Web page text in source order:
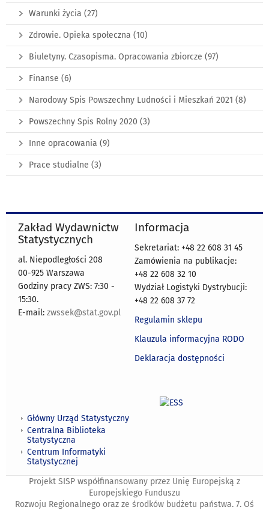
Warunki życia (27)
Zdrowie. Opieka społeczna (10)
Biuletyny. Czasopisma. Opracowania zbiorcze (97)
Finanse (6)
Narodowy Spis Powszechny Ludności i Mieszkań 2021 (8)
Powszechny Spis Rolny 2020 (3)
Inne opracowania (9)
Prace studialne (3)
Zakład Wydawnictw
Statystycznych
al. Niepodległości 208
00-925 Warszawa
Godziny pracy ZWS: 7:30 -
15:30.
E-mail: zwssek@stat.gov.pl
Informacja
Sekretariat: +48 22 608 31 45
Zamówienia na publikacje:
+48 22 608 32 10
Wydział Logistyki Dystrybucji:
+48 22 608 37 72
Regulamin sklepu
Klauzula informacyjna RODO
Deklaracja dostępności
Główny Urząd Statystyczny
Centralna Biblioteka
Statystyczna
Centrum Informatyki
Statystycznej
Projekt SISP współfinansowany przez Unię Europejską z
Europejskiego Funduszu
Rozwoju Regionalnego oraz ze środków budżetu państwa. 7. Oś